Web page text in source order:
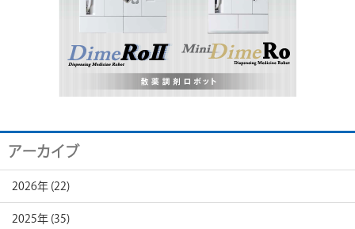
アーカイブ
2026年 (22)
2025年 (35)